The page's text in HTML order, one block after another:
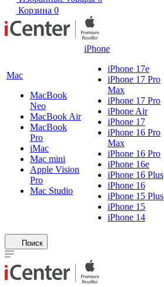
Корзина 0
Mac
MacBook
Neo
MacBook Air
MacBook
Pro
iMac
Mac mini
Apple Vision
Pro
Mac Studio
iPhone
iPhone 17e
iPhone 17 Pro
Max
iPhone 17 Pro
iPhone Air
iPhone 17
iPhone 16 Pro
Max
iPhone 16 Pro
iPhone 16e
iPhone 16 Plus
iPhone 16
iPhone 15 Plus
iPhone 15
iPhone 14
Поиск